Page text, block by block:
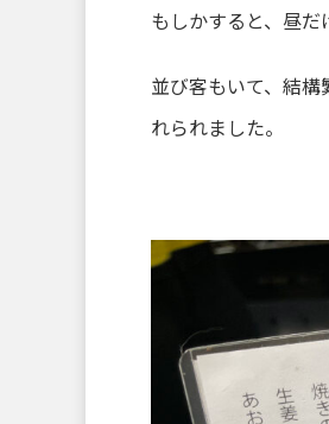
もしかすると、昼だ
並び客もいて、結
れられました。